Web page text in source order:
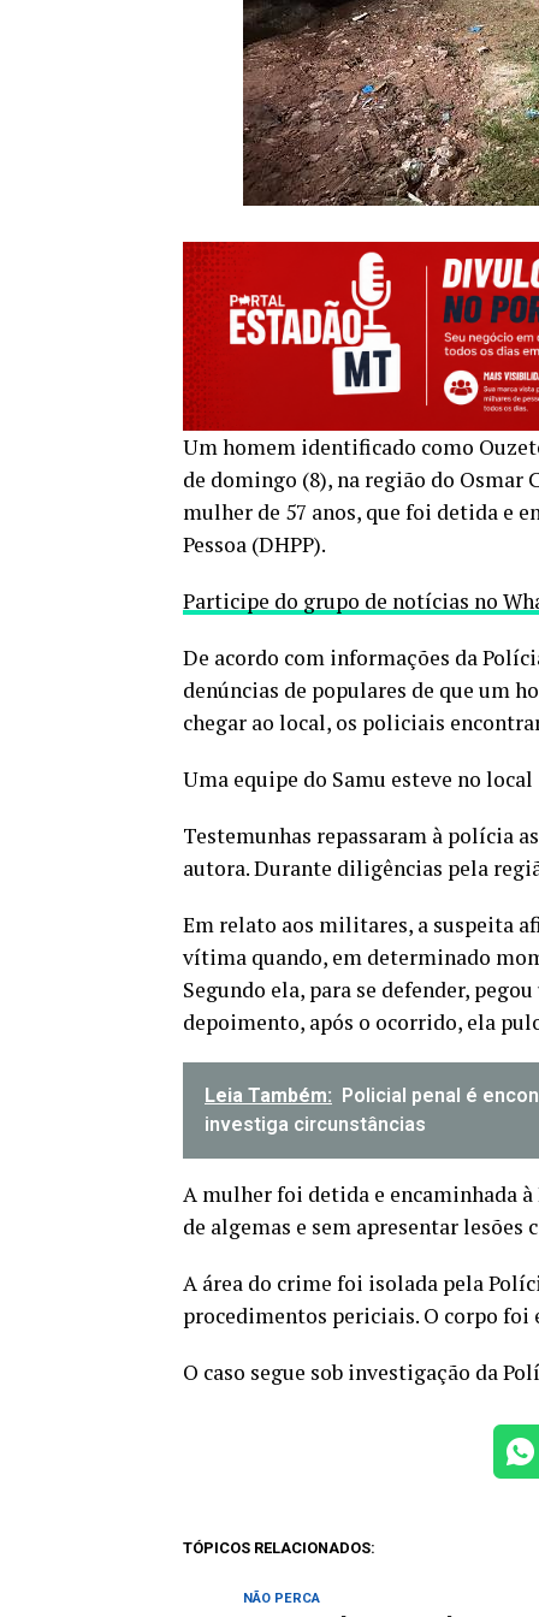
Um homem identificado como
de domingo (8), na região do Osmar
mulher de 57 anos, que foi detida e
Pessoa (DHPP).
Participe do grupo de notícias no
De acordo com informações da
denúncias de populares de que um
chegar ao local, os policiais
Uma equipe do Samu esteve no
Testemunhas repassaram à polícia
autora. Durante diligências pela
Em relato aos militares, a suspeita
vítima quando, em determinado
Segundo ela, para se defender,
depoimento, após o ocorrido, ela
Leia Também: Policial penal é
investiga circunstâncias
A mulher foi detida e encaminhada à
de algemas e sem apresentar lesões
A área do crime foi isolada pela
procedimentos periciais. O corpo
O caso segue sob investigação da
TÓPICOS RELACIONADOS:
NÃO PERCA